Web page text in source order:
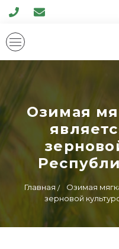
Озимая
Главная
Озимая
зерновой